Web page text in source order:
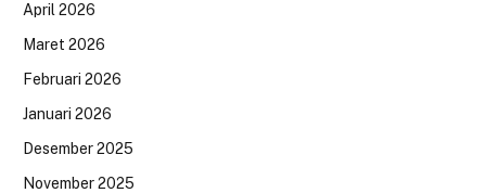
April 2026
Maret 2026
Februari 2026
Januari 2026
Desember 2025
November 2025